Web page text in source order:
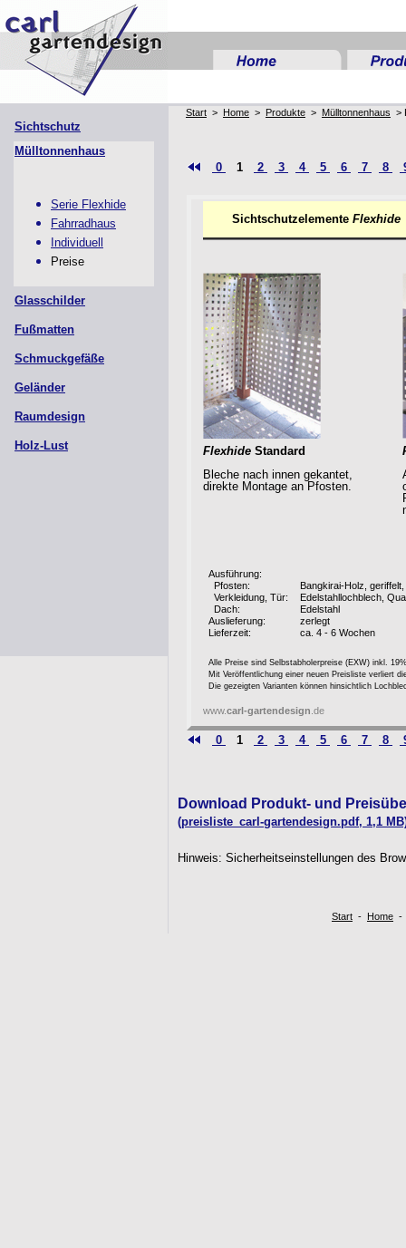
Sichtschutz
Mülltonnenhaus
Serie Flexhide
Fahrradhaus
Individuell
Preise
Glasschilder
Fußmatten
Schmuckgefäße
Geländer
Raumdesign
Holz-Lust
Start > Home > Produkte > Mülltonnenhaus >
0 1 2 3 4 5 6 7 8
Sichtschutzelemente Flexhide
Flexhide Standard
Bleche nach innen gekantet,
direkte Montage an Pfosten.
Ausführung:
Pfosten:
Verkleidung, Tür:
Dach:
Auslieferung:
Lieferzeit:
Bangkirai-Holz,
Edelstahllochblech,
Edelstahl
zerlegt
ca. 4 - 6 Wochen
Alle Preise sind Selbstabholerpreise (EXW) inkl.
Mit Veröffentlichung einer neuen Preisliste verliert
Die gezeigten Varianten können hinsichtlich
www.carl-gartendesign .de
0 1 2 3 4 5 6 7 8
Download Produkt- und
(preisliste_carl-gartendesign.pdf, 1,1
Hinweis: Sicherheitseinstellungen des
Start - Home